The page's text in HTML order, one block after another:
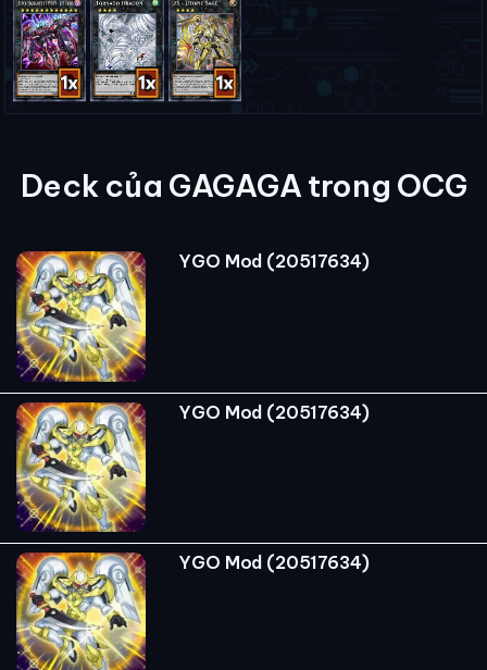
Deck của GAGAGA trong OCG
YGO Mod (20517634)
YGO Mod (20517634)
YGO Mod (20517634)